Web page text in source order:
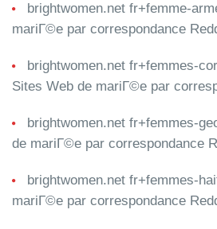
brightwomen.net fr+femme-
mariГ©e par correspondance
brightwomen.net fr+femmes-
Sites Web de mariГ©e par
brightwomen.net fr+femmes-
de mariГ©e par correspondance
brightwomen.net fr+femmes-
mariГ©e par correspondance